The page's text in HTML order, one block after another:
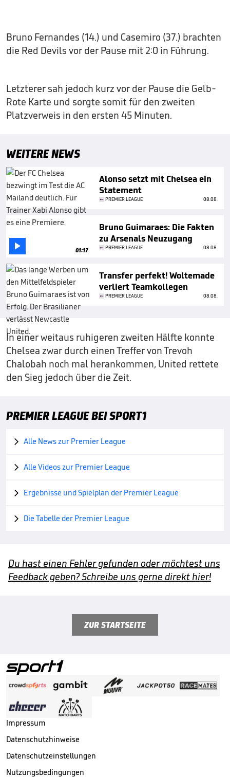
Bruno Fernandes (14.) und Casemiro (37.) brachten
die Red Devils vor der Pause mit 2:0 in Führung.
Letzterer sah jedoch kurz vor der Pause die Gelb-
Rote Karte und sorgte somit für den zweiten
Platzverweis in den ersten 45 Minuten.
WEITERE NEWS
Alonso setzt mit Chelsea ein
Statement
PREMIER LEAGUE 08.08.
 01:17
Bruno Guimaraes: Die Fakten
zu Arsenals Neuzugang
PREMIER LEAGUE 08.08.
Transfer perfekt! Woltemade
verliert Teamkollegen
PREMIER LEAGUE 08.08.
In einer weitaus ruhigeren zweiten Hälfte konnte
Chelsea zwar durch einen Treffer von Trevoh
Chalobah noch mal herankommen, United rettete
den Sieg jedoch über die Zeit.
PREMIER LEAGUE BEI SPORT1
 Alle News zur Premier League
 Alle Videos zur Premier League
 Ergebnisse und Spielplan der Premier League
 Die Tabelle der Premier League
Du hast einen Fehler gefunden oder möchtest uns
Feedback geben? Schreibe uns gerne direkt hier!
ZUR STARTSEITE
Impressum
Datenschutzhinweise
Datenschutzeinstellungen
Nutzungsbedingungen